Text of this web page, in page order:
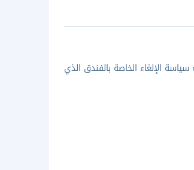
الإلغاء الخاصة بالفندق الذي